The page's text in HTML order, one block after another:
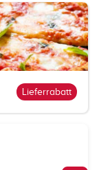
Lieferrabatt